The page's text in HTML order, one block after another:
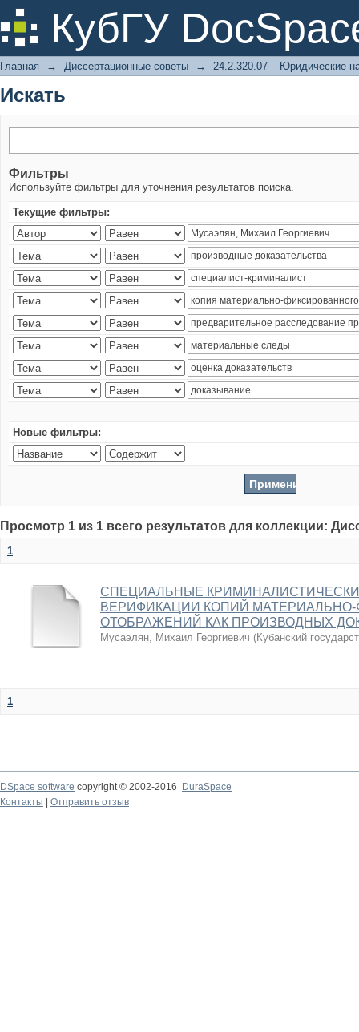
КубГУ
Искать
Главная → Диссертационные советы → 24.2.320.07 – Юридические
Искать
Фильтры
Используйте фильтры для уточнения результатов поиска.
Текущие фильтры:
Новые фильтры:
Просмотр 1 из 1 всего результатов для коллекции:
1
СПЕЦИАЛЬНЫЕ
ВЕРИФИКАЦИИ КОПИЙ
ОТОБРАЖЕНИЙ КАК ПРОИЗВОДНЫХ
Мусаэлян, Михаил Георгиевич (Кубанский
1
DSpace software copyright © 2002-2016
DuraSpace
Контакты
Отправить отзыв